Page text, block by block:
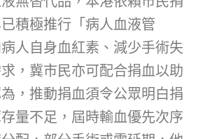
積極推行「病人血液管
人自身血紅素、減少手術失
，冀市民亦可配合捐血以助
，推動捐血須令公眾明白捐
量不足，屆時輸血優先次序